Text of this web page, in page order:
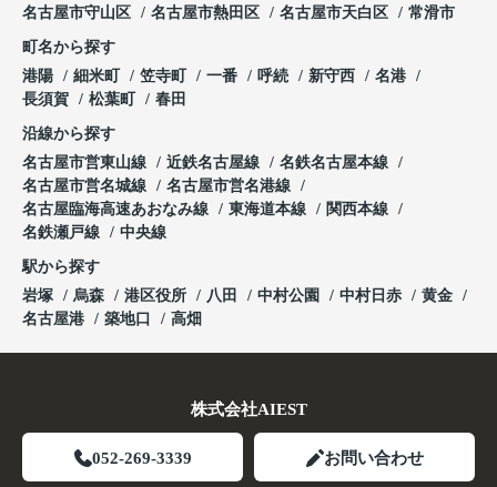
名古屋市守山区
名古屋市熱田区 名古屋市天白区 常滑市
町名から探す
港陽
細米町 笠寺町 一番 呼続 新守西
名港
長須賀
松葉町 春田
沿線から探す
名古屋市営東山線
近鉄名古屋線
名鉄名古屋本線
名古屋市営名城線
名古屋市営名港線
名古屋臨海高速あおなみ線
東海道本線
関西本線
名鉄瀬戸線
中央線
駅から探す
岩塚
烏森 港区役所 八田 中村公園 中村日赤
黄金
名古屋港
築地口 高畑
株式会社AIEST
052-269-3339 お問い合わせ